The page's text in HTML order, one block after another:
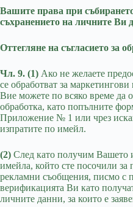
Вашите права при
съхранението на личните Ви
Оттегляне на съгласието за
Чл. 9. (1) Ако не желаете
се обработват за
Вие можете по всяко време да
обработка, като попълните
Приложение № 1 или чрез
изпратите по имейл.
(2) След като получим Вашето
имейла, който сте посочили
рекламни съобщения, писмо с
верификацията Ви като
личните данни, за които е